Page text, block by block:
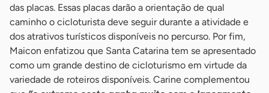
das placas. Essas placas darão a orientação de qual
caminho o cicloturista deve seguir durante a atividade e
dos atrativos turísticos disponíveis no percurso. Por fim,
Maicon enfatizou que Santa Catarina tem se apresentado
como um grande destino de cicloturismo em virtude da
variedade de roteiros disponíveis. Carine complementou